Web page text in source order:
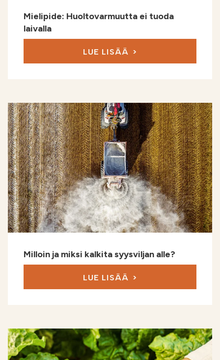
Mielipide: Huoltovarmuutta ei tuoda
laivalla
LUE LISÄÄ
Milloin ja miksi kalkita syysviljan alle?
LUE LISÄÄ